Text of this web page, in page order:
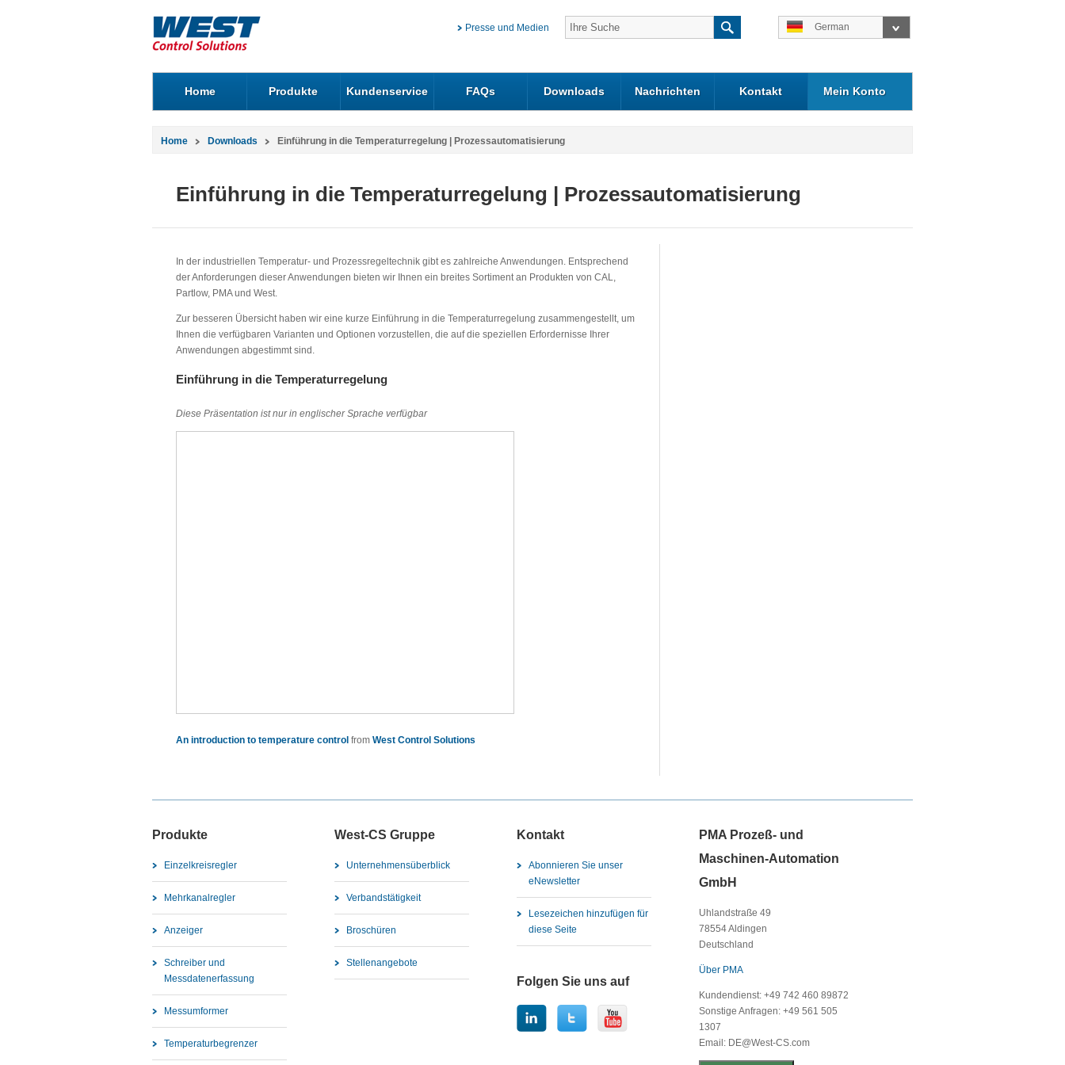
Presse und Medien German
Home Produkte Kundenservice FAQs Downloads Nachrichten Kontakt Mein Konto
Home Downloads Einführung in die Temperaturregelung | Prozessautomatisierung
Einführung in die Temperaturregelung | Prozessautomatisierung
In der industriellen Temperatur- und Prozessregeltechnik gibt es zahlreiche Anwendungen. Entsprechend
der Anforderungen dieser Anwendungen bieten wir Ihnen ein breites Sortiment an Produkten von CAL,
Partlow, PMA und West.
Zur besseren Übersicht haben wir eine kurze Einführung in die Temperaturregelung zusammengestellt, um
Ihnen die verfügbaren Varianten und Optionen vorzustellen, die auf die speziellen Erfordernisse Ihrer
Anwendungen abgestimmt sind.
Einführung in die Temperaturregelung
Diese Präsentation ist nur in englischer Sprache verfügbar
An introduction to temperature control from West Control Solutions
Produkte
Einzelkreisregler
Mehrkanalregler
Anzeiger
Schreiber und
Messdatenerfassung
Messumformer
Temperaturbegrenzer
West-CS Gruppe
Unternehmensüberblick
Verbandstätigkeit
Broschüren
Stellenangebote
Kontakt
Abonnieren Sie unser
eNewsletter
Lesezeichen hinzufügen für
diese Seite
Folgen Sie uns auf
PMA Prozeß- und
Maschinen-Automation
GmbH
Uhlandstraße 49
78554 Aldingen
Deutschland
Über PMA
Kundendienst: +49 742 460 89872
Sonstige Anfragen: +49 561 505
1307
Email: DE@West-CS.com